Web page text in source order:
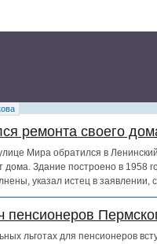
ремонта своего
Мира обратился в
Здание построено в 1958
указал истец в заявлении,
пенсионеров
льготах для пенсионеров